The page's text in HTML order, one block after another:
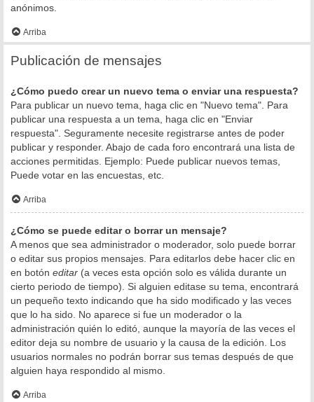
anónimos.
Arriba
Publicación de mensajes
¿Cómo puedo crear un nuevo tema o enviar una respuesta?
Para publicar un nuevo tema, haga clic en "Nuevo tema". Para
publicar una respuesta a un tema, haga clic en "Enviar
respuesta". Seguramente necesite registrarse antes de poder
publicar y responder. Abajo de cada foro encontrará una lista de
acciones permitidas. Ejemplo: Puede publicar nuevos temas,
Puede votar en las encuestas, etc.
Arriba
¿Cómo se puede editar o borrar un mensaje?
A menos que sea administrador o moderador, solo puede borrar
o editar sus propios mensajes. Para editarlos debe hacer clic en
en botón editar (a veces esta opción solo es válida durante un
cierto periodo de tiempo). Si alguien editase su tema, encontrará
un pequeño texto indicando que ha sido modificado y las veces
que lo ha sido. No aparece si fue un moderador o la
administración quién lo editó, aunque la mayoría de las veces el
editor deja su nombre de usuario y la causa de la edición. Los
usuarios normales no podrán borrar sus temas después de que
alguien haya respondido al mismo.
Arriba